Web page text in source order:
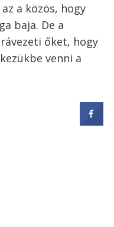
a közös, hogy
baja. De a
őket, hogy
venni a